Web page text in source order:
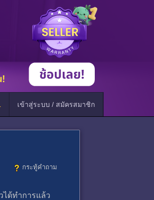
เข้าสู่ระบบ / สมัครสมาชิก
กระทู้คำถาม
ได้ทำการแล้ว